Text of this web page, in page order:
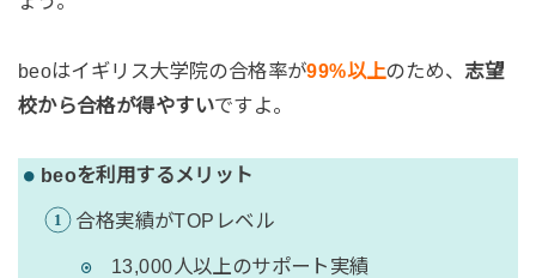
beoはイギリス大学院の合格率が99%以上のため、 志望
校から合格が得やすいですよ。
beoを利用するメリット
合格実績がTOPレベル
13,000人以上のサポート実績